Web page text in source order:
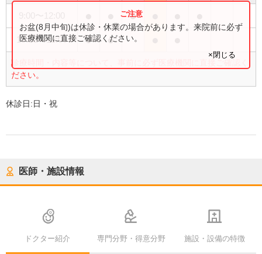
●
15:00〜18:00 ● ●
診療時間・内容等について、事前に必ず医療機関に直接ご確認く
ださい。
お盆(8月中旬)は休診・休業の場合があります。来院前に必ず
医療機関に直接ご確認ください。
×閉じる
休診日:日・祝
医師・施設情報
ドクター紹介 専門分野・得意分野 施設・設備の特徴